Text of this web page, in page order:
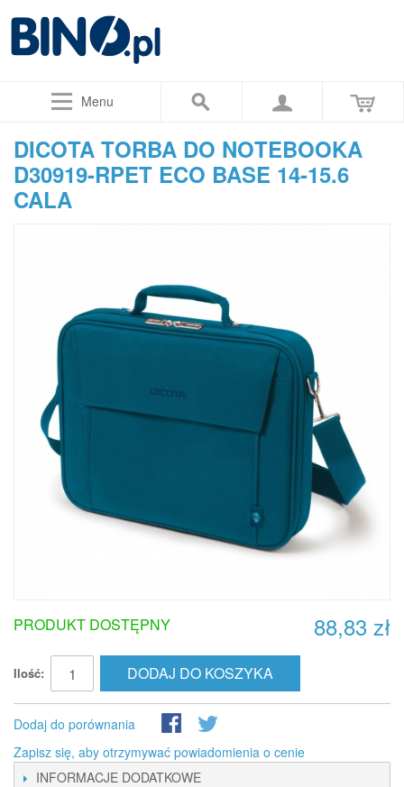
Menu
DICOTA TORBA DO NOTEBOOKA
D30919-RPET ECO BASE 14-15.6
CALA
88,83 zł
PRODUKT DOSTĘPNY
Ilość: DODAJ DO KOSZYKA
Dodaj do porównania
Zapisz się, aby otrzymywać powiadomienia o cenie
INFORMACJE DODATKOWE